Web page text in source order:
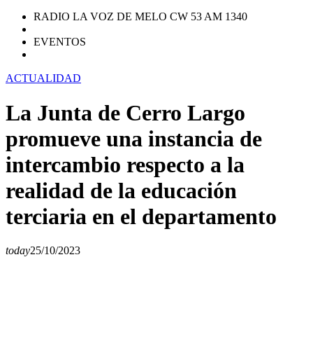
RADIO LA VOZ DE MELO CW 53 AM 1340
EVENTOS
ACTUALIDAD
La Junta de Cerro Largo
promueve una instancia de
intercambio respecto a la
realidad de la educación
terciaria en el departamento
today25/10/2023